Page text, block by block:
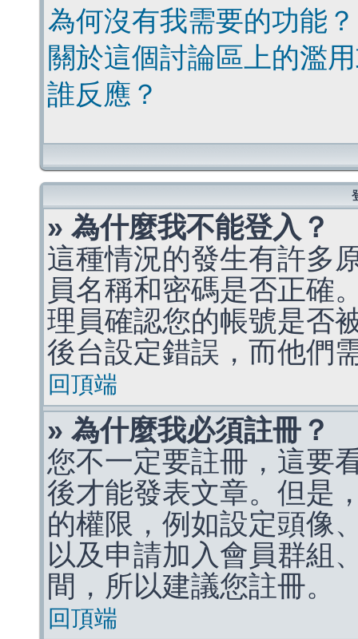
為何沒有我需要的功能？
關於這個討論區上的濫
誰反應？
» 為什麼我不能登入？
這種情況的發生有許多
員名稱和密碼是否正確
理員確認您的帳號是否
後台設定錯誤，而他們
回頂端
» 為什麼我必須註冊？
您不一定要註冊，這要
後才能發表文章。但是
的權限，例如設定頭像
以及申請加入會員群組
間，所以建議您註冊。
回頂端